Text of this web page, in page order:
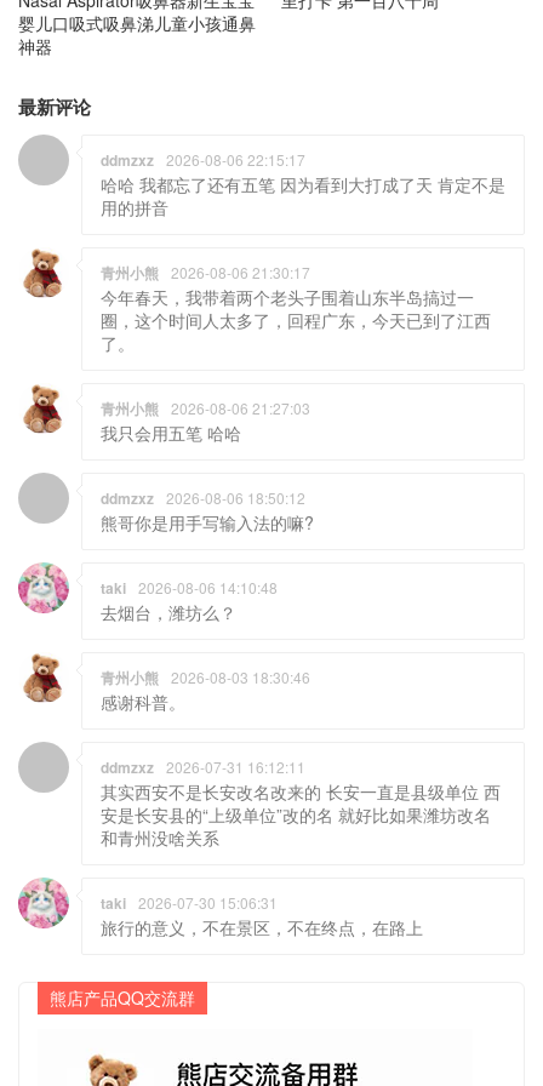
婴儿口吸式吸鼻涕儿童小孩通鼻
神器
最新评论
ddmzxz 2026-08-06 22:15:17
哈哈 我都忘了还有五笔 因为看到大打成了天 肯定不是
用的拼音
青州小熊 2026-08-06 21:30:17
今年春天，我带着两个老头子围着山东半岛搞过一
圈，这个时间人太多了，回程广东，今天已到了江西
了。
青州小熊 2026-08-06 21:27:03
我只会用五笔 哈哈
ddmzxz 2026-08-06 18:50:12
熊哥你是用手写输入法的嘛?
taki 2026-08-06 14:10:48
去烟台，潍坊么？
青州小熊 2026-08-03 18:30:46
感谢科普。
ddmzxz 2026-07-31 16:12:11
其实西安不是长安改名改来的 长安一直是县级单位 西
安是长安县的“上级单位”改的名 就好比如果潍坊改名
和青州没啥关系
taki 2026-07-30 15:06:31
旅行的意义，不在景区，不在终点，在路上
熊店产品QQ交流群